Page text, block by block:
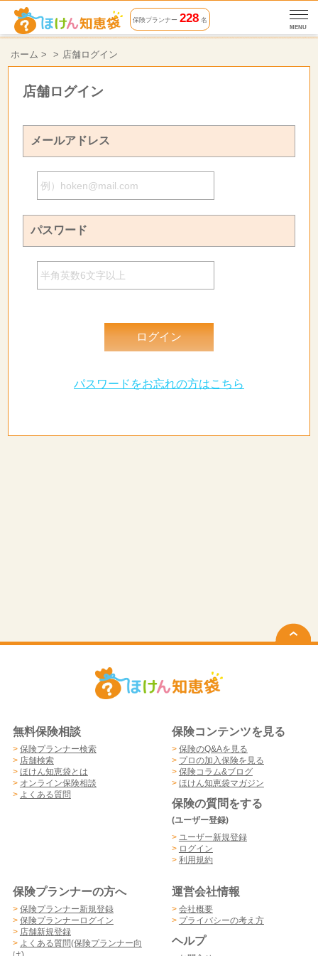
保険プランナー228 名
MENU
ホーム > 店舗ログイン
店舗ログイン
メールアドレス
パスワード
パスワードをお忘れの方はこちら
無料保険相談
> 保険プランナー検索
> 店舗検索
> ほけん知恵袋とは
> オンライン保険相談
> よくある質問
保険コンテンツを見る
> 保険のQ&Aを見る
> プロの加入保険を見る
> 保険コラム&ブログ
> ほけん知恵袋マガジン
保険の質問をする
(ユーザー登録)
> ユーザー新規登録
> ログイン
> 利用規約
保険プランナーの方へ
> 保険プランナー新規登録
> 保険プランナーログイン
> 店舗新規登録
> よくある質問(保険プランナー向
運営会社情報
> 会社概要
> プライバシーの考え方
ヘルプ